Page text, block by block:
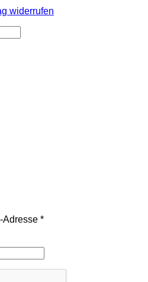
widerrufen
Adresse *Erforderlich